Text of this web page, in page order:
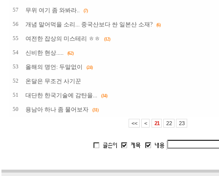
57 무위 여기 좀 와봐라.. (7)
56 개념 말어먹을 소리... 중국산보다 싼 일본산 소재? (6)
55 여전한 잡상의 미스테리 ㅎㅎ (12)
54 신비한 현상..... (62)
53 올해의 명언: 두말없이 (24)
52 온달은 무조건 사기꾼
51 대단한 한국기술에 감탄을... (34)
50 용남아 하나 좀 물어보자 (31)
<< < 21 22 23